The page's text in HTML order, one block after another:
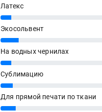
Латекс
7%
Экосольвент
12%
На водных чернилах
7%
Сублимацию
8%
Для прямой печати по ткани
10%